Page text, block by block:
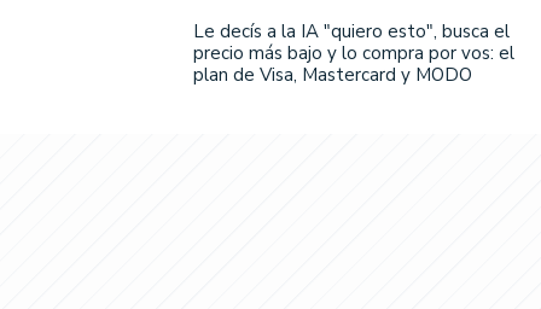
Le decís a la IA "quiero esto", busca el
precio más bajo y lo compra por vos: el
plan de Visa, Mastercard y MODO